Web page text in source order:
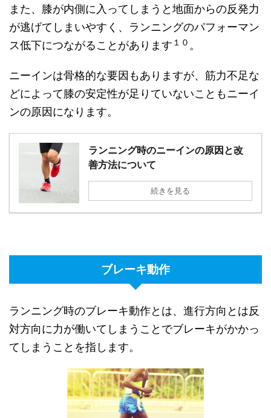
また、膝が内側に入ってしまうと地面からの反発力
が逃げてしまいやすく、ランニングのパフォーマン
ス低下につながることがあります １０ 。
ニーインは骨格的な要因もありますが、筋力不足な
どによって膝の安定性が足りていないこともニーイ
ンの原因になります。
ランニング時のニーインの原因と改
善方法について
続きを見る
ブレーキ動作
ランニング時のブレーキ動作とは、進行方向とは反
対方向に力が働いてしまうことでブレーキがかかっ
てしまうことを指します。